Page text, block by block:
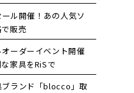
ル開催！あの人気ソ
販売
ーダーイベント開催
家具をRiSで
ブランド「blocco」取